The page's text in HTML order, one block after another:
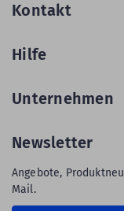
Kontakt
Hilfe
Unternehmen
Newsletter
Angebote,
Mail.